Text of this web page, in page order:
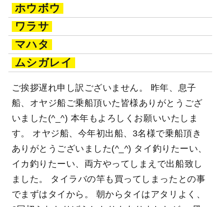
ホウボウ
ワラサ
マハタ
ムシガレイ
ご挨拶遅れ申し訳ございません。 昨年、息子
船、オヤジ船ご乗船頂いた皆様ありがとうござ
いました(^_^) 本年もよろしくお願いいたしま
す。 オヤジ船、今年初出船、3名様で乗船頂き
ありがとうございました(^_^) タイ釣りたーい、
イカ釣りたーい、両方やってしまえで出船致し
ました。 タイラバの竿も買ってしまったとの事
でまずはタイから。 朝からタイはアタリよく、